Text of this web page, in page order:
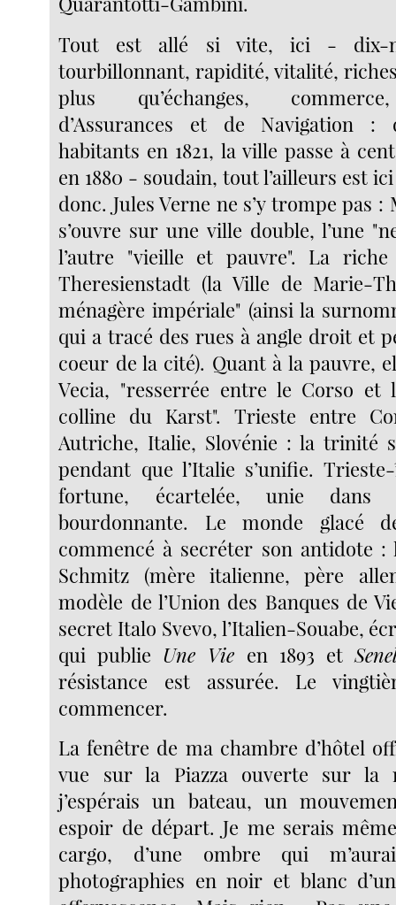
Tout est allé si vite, ici - dix-
tourbillonnant, rapidité, vitalité,
plus qu’échanges,
d’Assurances et de Navigation
habitants en 1821, la ville passe à
en 1880 - soudain, tout l’ailleurs est
donc. Jules Verne ne s’y trompe pas
s’ouvre sur une ville double, l’une
l’autre "vieille et pauvre". La
Theresienstadt (la Ville de Marie-
ménagère impériale" (ainsi la
qui a tracé des rues à angle droit et
coeur de la cité). Quant à la pauvre,
Vecia, "resserrée entre le Corso et
colline du Karst". Trieste entre
Autriche, Italie, Slovénie : la trinité
pendant que l’Italie s’unifie.
fortune, écartelée, unie dans
bourdonnante. Le monde glacé
commencé à secréter son antidote :
Schmitz (mère italienne, père
modèle de l’Union des Banques de
secret Italo Svevo, l’Italien-Souabe,
qui publie Une Vie en 1893 et
résistance est assurée. Le
commencer.
La fenêtre de ma chambre d’hôtel
vue sur la Piazza ouverte sur la
j’espérais un bateau, un
espoir de départ. Je me serais
cargo, d’une ombre qui
photographies en noir et blanc